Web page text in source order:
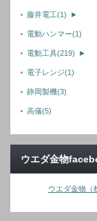
藤井電工(1) ►
電動ハンマー(1)
電動工具(219) ►
電子レンジ(1)
静岡製機(3)
高儀(5)
ウエダ金物
ウエダ金物